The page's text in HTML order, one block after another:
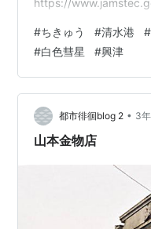
ヤマトのコイツとダブ
ご静聴ありがとうござ
定】宇宙戦艦ヤマト
HD Blu-ray & Blu-ray
#ちきゅう #清水港 #
#白色彗星 #興津
都市徘徊blog 2 • 3
山本金物店